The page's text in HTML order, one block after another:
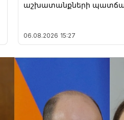
աշխատանքների
06.08.2026 15:27